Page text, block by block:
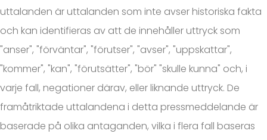
uttalanden är uttalanden som inte avser historiska fakta
och kan identifieras av att de innehåller uttryck som
"anser", "förväntar", "förutser", "avser", "uppskattar",
"kommer", "kan", "förutsätter", "bör" "skulle kunna" och, i
varje fall, negationer därav, eller liknande uttryck. De
framåtriktade uttalandena i detta pressmeddelande är
baserade på olika antaganden, vilka i flera fall baseras